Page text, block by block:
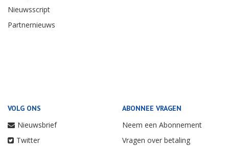
Nieuwsscript
Partnernieuws
VOLG ONS
Nieuwsbrief
Twitter
ABONNEE VRAGEN
Neem een Abonnement
Vragen over betaling